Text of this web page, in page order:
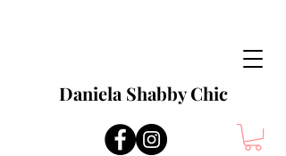
Daniela Shabby Chic